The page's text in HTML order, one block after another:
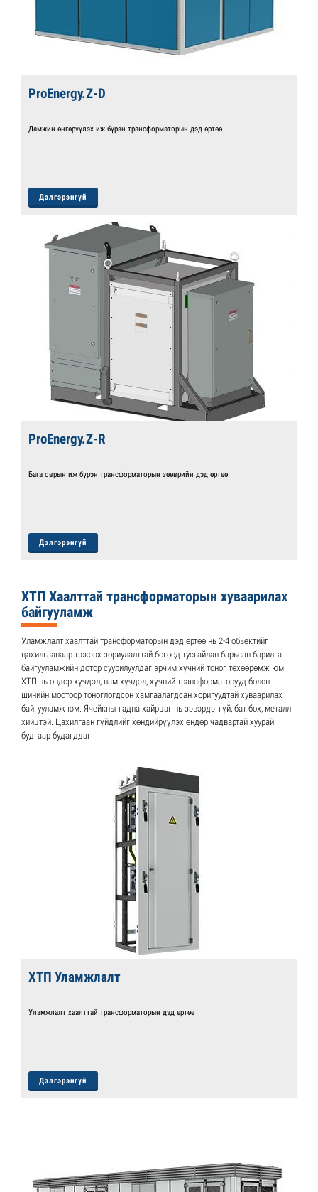
ProEnergy.Z-D
Дамжин өнгөрүүлэх иж бүрэн трансформаторын дэд өртөө
Дэлгэрэнгүй
РroEnergy.Z-R
Бага оврын иж бүрэн трансформаторын зөөврийн дэд өртөө
Дэлгэрэнгүй
ХТП Хаалттай трансформаторын хуваарилах
байгууламж
Уламжлалт хаалттай трансформаторын дэд өртөө нь 2-4 обьектийг
цахилгаанаар тэжээх зориулалттай бөгөөд тусгайлан барьсан барилга
байгууламжийн дотор суурилуулдаг эрчим хүчний тоног төхөөрөмж юм.
ХТП нь өндөр хүчдэл, нам хүчдэл, хүчний трансформаторууд болон
шинийн мостоор тоноглогдсон хамгаалагдсан хоригуудтай хуваарилах
байгууламж юм. Ячейкны гадна хайрцаг нь зэвэрдэггүй, бат бөх, металл
хийцтэй. Цахилгаан гүйдлийг хөндийрүүлэх өндөр чадвартай хуурай
будгаар будагддаг.
ХТП Уламжлалт
Уламжлалт хаалттай трансформаторын дэд өртөө
Дэлгэрэнгүй